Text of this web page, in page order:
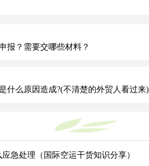
报？需要交哪些材料？
什么原因造成?(不清楚的外贸人看过来)
急处理（国际空运干货知识分享）